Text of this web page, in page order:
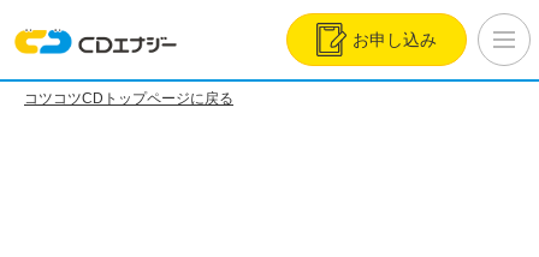
お申し込み
コツコツCDトップページに戻る